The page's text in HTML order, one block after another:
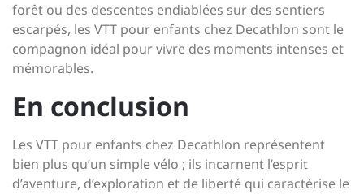
forêt ou des descentes endiablées sur des sentiers
escarpés, les VTT pour enfants chez Decathlon sont le
compagnon idéal pour vivre des moments intenses et
mémorables.
En conclusion
Les VTT pour enfants chez Decathlon représentent
bien plus qu’un simple vélo ; ils incarnent l’esprit
d’aventure, d’exploration et de liberté qui caractérise le